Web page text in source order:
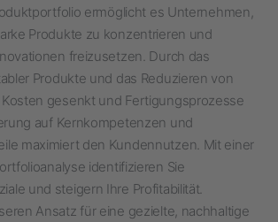
ermöglicht es Unternehmen,
Produkte zu konzentrieren und
freizusetzen. Durch das
Produkte und das Reduzieren von
gesenkt und Fertigungsprozesse
auf Kernkompetenzen und
maximiert den Kundennutzen. Mit einer
identifizieren Sie
und steigern Ihre Profitabilität.
Ansatz für eine gezielte, nachhaltige